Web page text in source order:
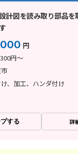
計図を読み取り部品
円
円～
、加工、ハンダ付け
する 詳